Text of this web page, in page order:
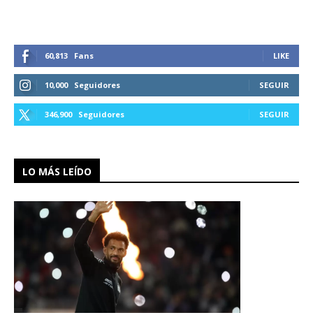
60,813 Fans LIKE
10,000 Seguidores SEGUIR
346,900 Seguidores SEGUIR
LO MÁS LEÍDO